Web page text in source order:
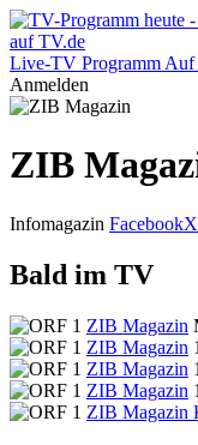
Live-TV Programm Auf
Anmelden
ZIB
Infomagazin FacebookX
Bald im TV
ZIB Magazin
ZIB Magazin
ZIB Magazin
ZIB Magazin
ZIB Magazin